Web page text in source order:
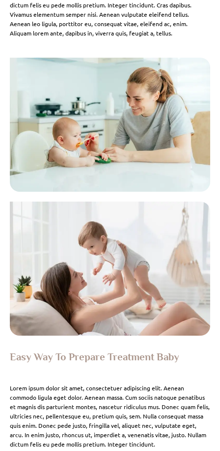
dictum felis eu pede mollis pretium. Integer tincidunt. Cras dapibus.
Vivamus elementum semper nisi. Aenean vulputate eleifend tellus.
Aenean leo ligula, porttitor eu, consequat vitae, eleifend ac, enim.
Aliquam lorem ante, dapibus in, viverra quis, feugiat a, tellus.
Easy Way To Prepare Treatment Baby
Lorem ipsum dolor sit amet, consectetuer adipiscing elit. Aenean
commodo ligula eget dolor. Aenean massa. Cum sociis natoque penatibus
et magnis dis parturient montes, nascetur ridiculus mus. Donec quam felis,
ultricies nec, pellentesque eu, pretium quis, sem. Nulla consequat massa
quis enim. Donec pede justo, fringilla vel, aliquet nec, vulputate eget,
arcu. In enim justo, rhoncus ut, imperdiet a, venenatis vitae, justo. Nullam
dictum felis eu pede mollis pretium. Integer tincidunt.